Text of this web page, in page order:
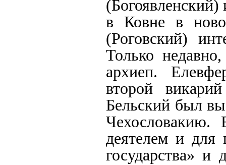
в Ковне в
(Роговский)
Только
архиеп.
второй
Бельский был
Чехословакию.
деятелем и для
государства» и